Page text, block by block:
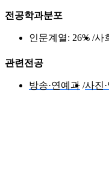
전공학과분포
인문계열: 26% 사
관련전공
방송·연예과 사진